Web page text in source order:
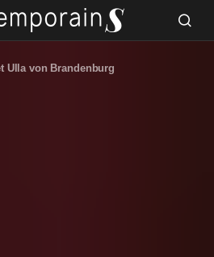
Ulla von Brandenburg